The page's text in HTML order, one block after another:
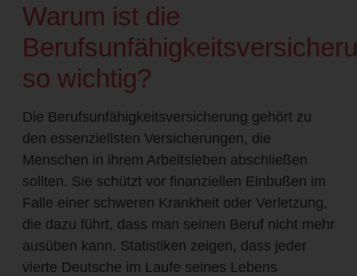
Warum ist die
so wichtig?
Die Berufsunfähigkeitsversicherung gehört zu
den essenziellsten Versicherungen, die
Menschen in ihrem Arbeitsleben abschließen
sollten. Sie schützt vor finanziellen Einbußen im
Falle einer schweren Krankheit oder Verletzung,
die dazu führt, dass man seinen Beruf nicht mehr
ausüben kann. Statistiken zeigen, dass jeder
vierte Deutsche im Laufe seines Lebens